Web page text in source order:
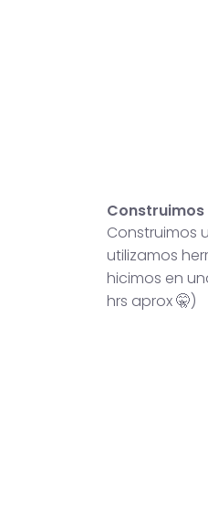
Construimos
utilizamos
hicimos en
hrs aprox 🤫)